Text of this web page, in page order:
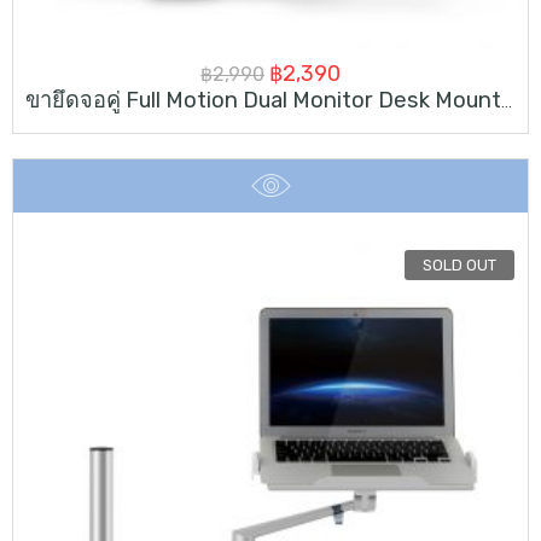
฿2,990 Original
price
฿2,990.
฿2,390
price
ขายึดจอคู่ Full Motion Dual Monitor Desk Mount Stand
SOLD OUT